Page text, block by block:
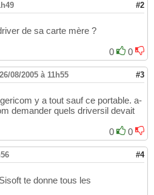
#2
de sa carte mère ?
0
0
08/2005 à 11h55 #3
y a tout sauf ce portable. a-
demander quels driversil devait
0
0
#4
te donne tous les